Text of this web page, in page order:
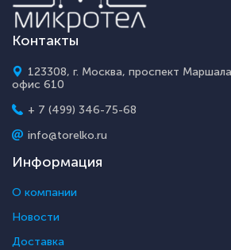
Контакты
123308, г. Москва, проспект
офис 610
+ 7 (499) 346-75-68
info@torelko.ru
Информация
О компании
Новости
Доставка